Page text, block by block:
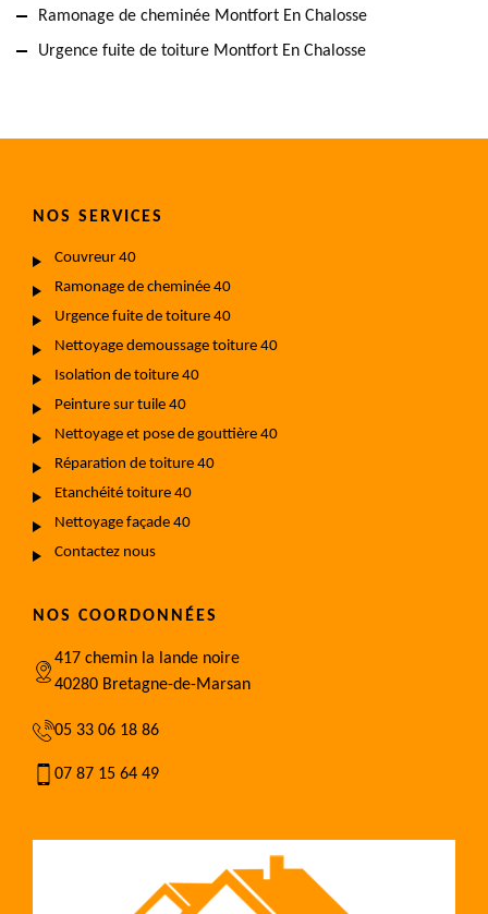
Ramonage de cheminée Montfort En Chalosse
Urgence fuite de toiture Montfort En Chalosse
NOS SERVICES
Couvreur 40
Ramonage de cheminée 40
Urgence fuite de toiture 40
Nettoyage demoussage toiture 40
Isolation de toiture 40
Peinture sur tuile 40
Nettoyage et pose de gouttière 40
Réparation de toiture 40
Etanchéité toiture 40
Nettoyage façade 40
Contactez nous
NOS COORDONNÉES
417 chemin la lande noire
40280 Bretagne-de-Marsan
05 33 06 18 86
07 87 15 64 49